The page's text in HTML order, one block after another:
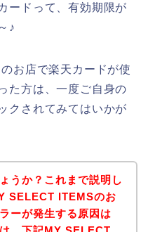
ードって、有効期限が
♪
お店で楽天カードが使
た方は、一度ご自身の
クされてみてはいかが
うか？これまで説明し
SELECT ITEMSのお
ーが発生する原因は